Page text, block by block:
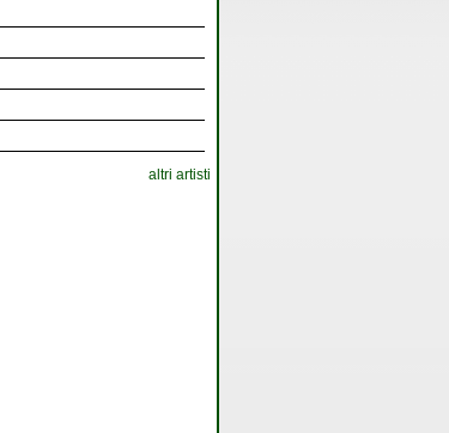
altri artisti